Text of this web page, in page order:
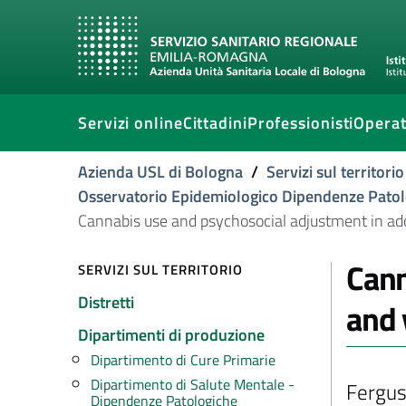
Servizi onlineCittadiniProfessionisti
Azienda USL di Bologna / Servizi sul territorio
Osservatorio Epidemiologico Dipendenze
Cannabis use and psychosocial adjustment in
SERVIZI SUL TERRITORIO
Distretti
Dipartimenti di produzione
Dipartimento di Cure Primarie
Dipartimento di Salute Mentale -
Dipendenze Patologiche